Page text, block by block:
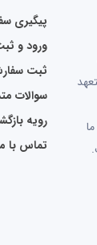
پیگیری
ورود و
ثبت
سوالات
رویه
تماس با